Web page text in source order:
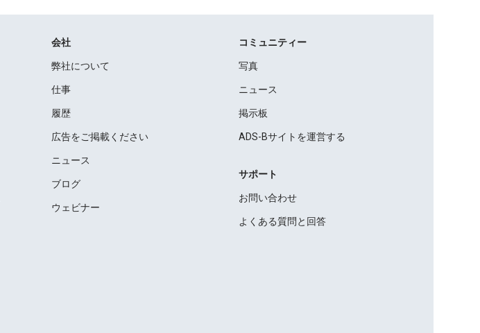
会社
弊社について
仕事
履歴
広告をご掲載ください
ニュース
ブログ
ウェビナー
コミュニティー
写真
ニュース
掲示板
ADS-Bサイトを運営する
サポート
お問い合わせ
よくある質問と回答